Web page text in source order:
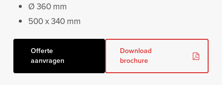
Ø 360 mm
500 x 340 mm
Offerte
aanvragen
Download
brochure